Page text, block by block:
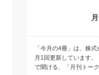
「今月の4冊」は、株
月1回更新しています
で聞ける、「月刊トー